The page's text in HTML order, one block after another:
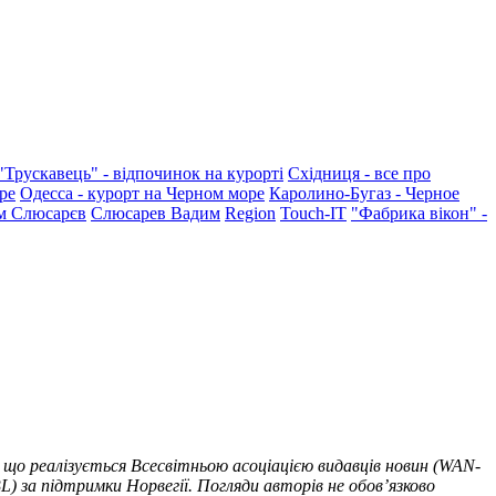
- відпочинок на курорті Східниця - все про
Одесса - курорт на Черном море Каролино-Бугаз - Черное
Слюсарєв Слюсарев Вадим Region Touch-IT "Фабрика вікон" -
Всесвітньою асоціацією видавців новин (WAN-
підтримки Норвегії. Погляди авторів не обов’язково